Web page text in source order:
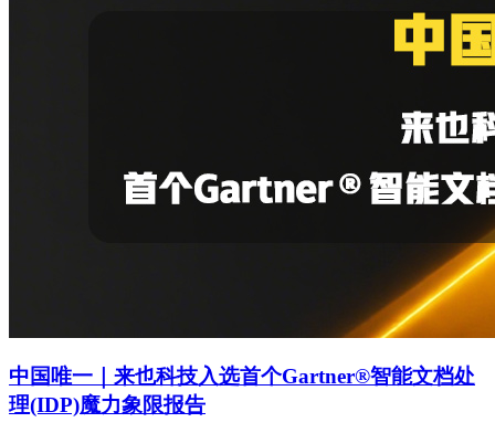
中国唯一｜来也科技入选首个Gartner®智能文档处
理(IDP)魔力象限报告